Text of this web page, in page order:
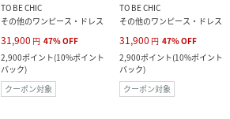
TO BE CHIC
その他のワンピース・ドレス
31,900 円 47%OFF
2,900ポイント(10%ポイント
バック)
クーポン対象
TO BE CHIC
その他のワンピース・ドレス
31,900 円 47%OFF
2,900ポイント(10%ポイント
バック)
クーポン対象